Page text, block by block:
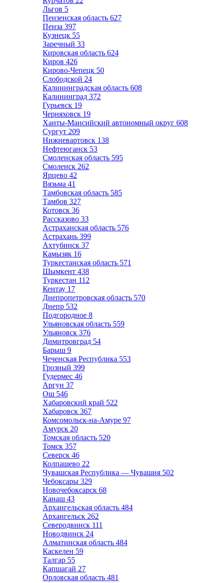
Льгов 5
Пензенская область 627
Пенза 397
Кузнецк 55
Заречный 33
Кировская область 624
Киров 426
Кирово-Чепецк 50
Слободской 24
Калининградская область 608
Калининград 372
Гурьевск 19
Черняховск 19
Ханты-Мансийский автономный округ 608
Сургут 209
Нижневартовск 138
Нефтеюганск 53
Смоленская область 595
Смоленск 262
Ярцево 42
Вязьма 41
Тамбовская область 585
Тамбов 327
Котовск 36
Рассказово 33
Астраханская область 576
Астрахань 399
Ахтубинск 37
Камызяк 16
Туркестанская область 571
Шымкент 438
Туркестан 112
Кентау 17
Днепропетровская область 570
Днепр 532
Подгородное 8
Ульяновская область 559
Ульяновск 376
Димитровград 54
Барыш 9
Чеченская Республика 553
Грозный 399
Гудермес 46
Аргун 37
Ош 546
Хабаровский край 522
Хабаровск 367
Комсомольск-на-Амуре 97
Амурск 20
Томская область 520
Томск 357
Северск 46
Колпашево 22
Чувашская Республика — Чувашия 502
Чебоксары 329
Новочебоксарск 68
Канаш 43
Архангельская область 484
Архангельск 262
Северодвинск 111
Новодвинск 24
Алматинская область 484
Каскелен 59
Талгар 55
Капшагай 27
Орловская область 481